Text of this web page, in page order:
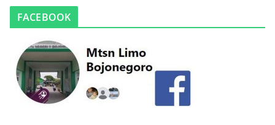
FACEBOOK